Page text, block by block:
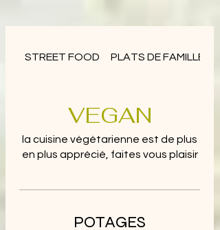
STREET FOOD PLATS DE FAMILLE
VEGAN
la cuisine végétarienne est de plus
en plus apprécié, faites vous plaisir
POTAGES